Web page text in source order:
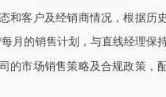
和客户及经销商情况，根据历
月的销售计划，与直线经理保
的市场销售策略及合规政策，